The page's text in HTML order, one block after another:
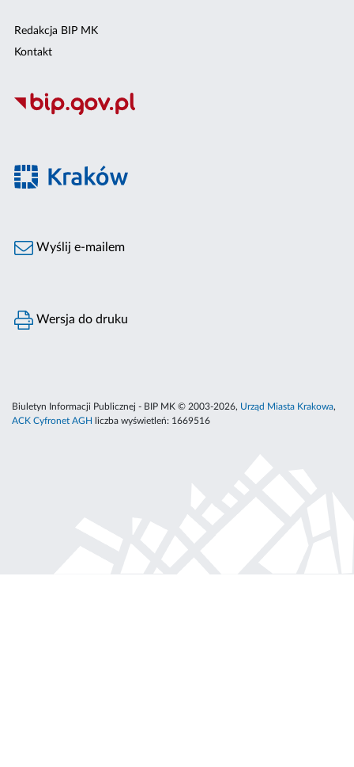
Redakcja BIP MK
Kontakt
Wyślij e-mailem
Wersja do druku
Biuletyn Informacji Publicznej - BIP MK © 2003-2026, Urząd Miasta Krakowa,
ACK Cyfronet AGH
liczba wyświetleń: 1669516